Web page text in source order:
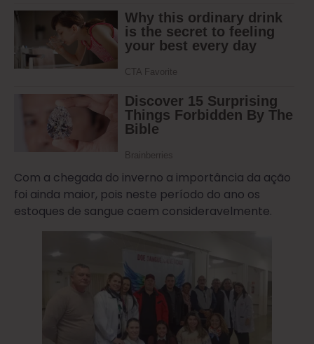
Com a chegada do inverno a importância da ação
foi ainda maior, pois neste período do ano os
estoques de sangue caem consideravelmente.